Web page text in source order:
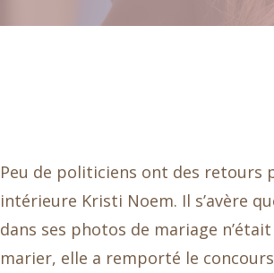
Peu de politiciens ont des retours
intérieure Kristi Noem. Il s’avère
dans ses photos de mariage
marier, elle a remporté le